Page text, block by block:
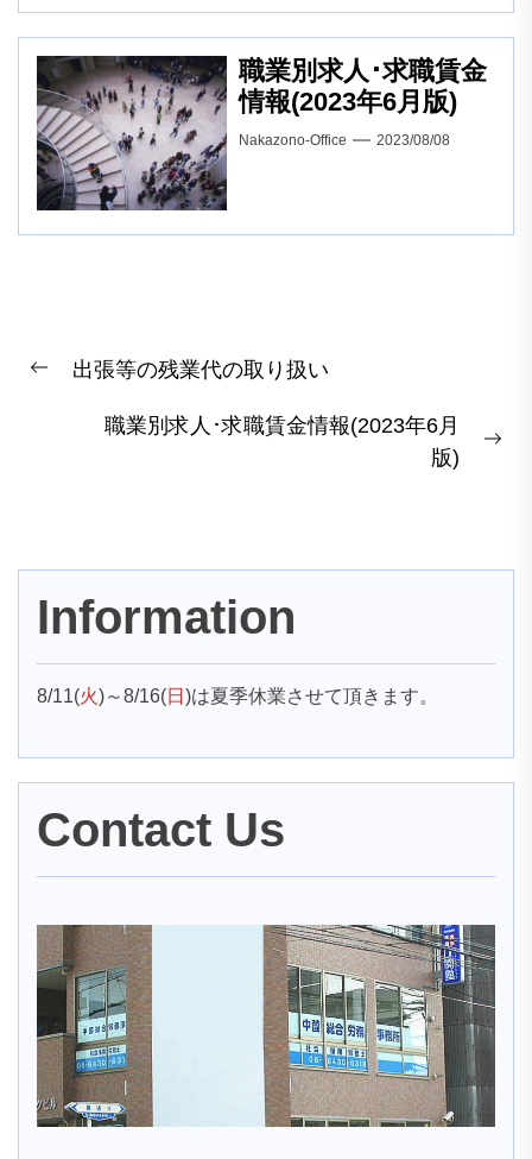
職業別求人･求職賃金
情報(2023年6月版)
Nakazono-Office 2023/08/08
シ
ョ
Previous
出張等の残業代の取り扱い
職業別求人･求職賃金情報(2023年6月
版)
Information
8/11(火)～8/16(日 )は夏季休業させて頂きます。
Contact Us